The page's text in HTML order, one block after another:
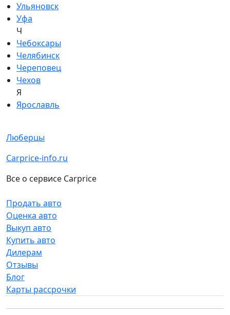
Ульяновск
Уфа
Ч
Чебоксары
Челябинск
Череповец
Чехов
Я
Ярославль
Люберцы
Carprice-info.ru
Все о сервисе Carprice
Продать авто
Оценка авто
Выкуп авто
Купить авто
Дилерам
Отзывы
Блог
Карты рассрочки